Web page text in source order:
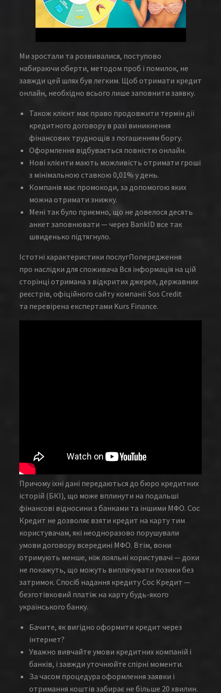
Ми зростали та розвивалися, поступово
набираючи оберти, методом проб і помилок, не
завжди цей шлях був легким. Щоб отримати кредит
онлайн, необхідно всього лише заповнити заявку.
Також клієнт має право продовжити термін дії
кредитного договору в разі виникнення
фінансових труднощів з погашенням боргу.
Оформлення відбувається повністю онлайн.
Нові клієнти мають можливість отримати гроші
з мінімальною ставкою 0,01% у день.
Компанія має промокоди, за допомогою яких
можна отримати знижку.
Мені так було приємно, що не довелося десять
анкет заповнювати — через BankID все так
швиденько підтягнуло.
Істотні характеристики послугПопередження
про наслідки для споживача Вся інформація на цій
сторінці отримана з відкритих джерел, державних
реєстрів, офіційного сайту компанії Sos Credit
та перевірена експертами Kurs Finance.
Причому їхні дані передаються до бюро кредитних
історій (БКІ), що може вплинути на подальші
фінансові відносини з банками та іншими МФО. Сос
Кредит не дозволяє взяти кредит на карту тим
користувачам, які неодноразово порушували
умови договору всередині МФО. Втім, вони
отримують менше, ніж лояльні користувачі — доки
не покажуть, що можуть виплачувати позики без
затримок. Спосіб надання кредиту Сос Кредит —
безготівковий платіж на карту будь-якого
українського банку.
Бачите, як вигідно оформити кредит через
інтернет?
Уважно вивчайте умови кредитних компаній і
банків, і завжди уточнюйте спірні моменти.
За часом процедура оформлення заявки і
отримання коштів забирає не більше 20 хвилин.